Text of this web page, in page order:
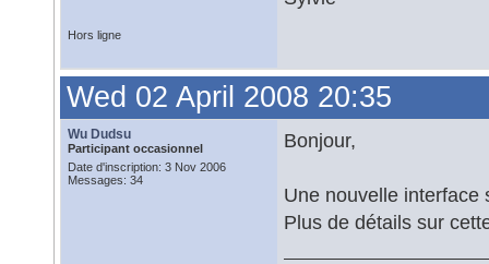
Hors ligne
Wed 02 April 2008 20:35
Wu Dudsu
Participant occasionnel
Date d'inscription: 3 Nov 2006
Messages: 34
Bonjour,
Une nouvelle interface
Plus de détails sur